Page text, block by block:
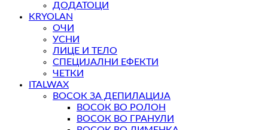
ДОДАТОЦИ
KRYOLAN
ОЧИ
УСНИ
ЛИЦЕ И ТЕЛО
СПЕЦИЈАЛНИ ЕФЕКТИ
ЧЕТКИ
ITALWAX
ВОСОК ЗА ДЕПИЛАЦИЈА
ВОСОК ВО РОЛОН
ВОСОК ВО ГРАНУЛИ